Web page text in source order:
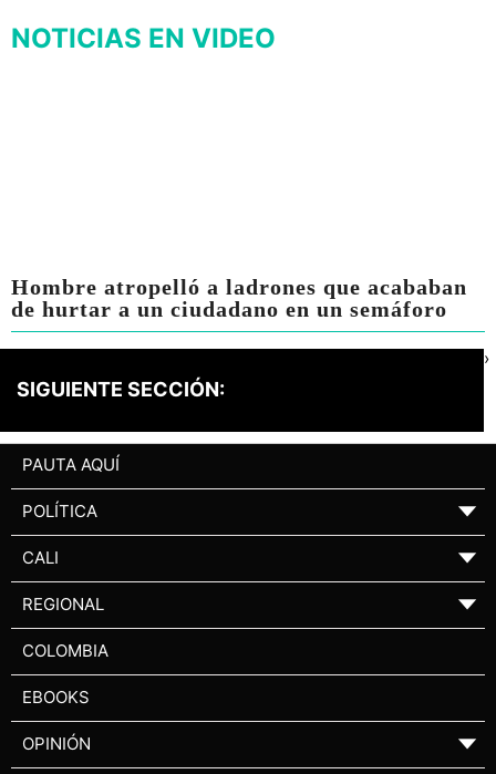
NOTICIAS EN VIDEO
Hombre atropelló a ladrones que acababan
de hurtar a un ciudadano en un semáforo
SIGUIENTE SECCIÓN:
›
PAUTA AQUÍ
POLÍTICA ▼
CALI ▼
REGIONAL ▼
COLOMBIA
EBOOKS
OPINIÓN ▼